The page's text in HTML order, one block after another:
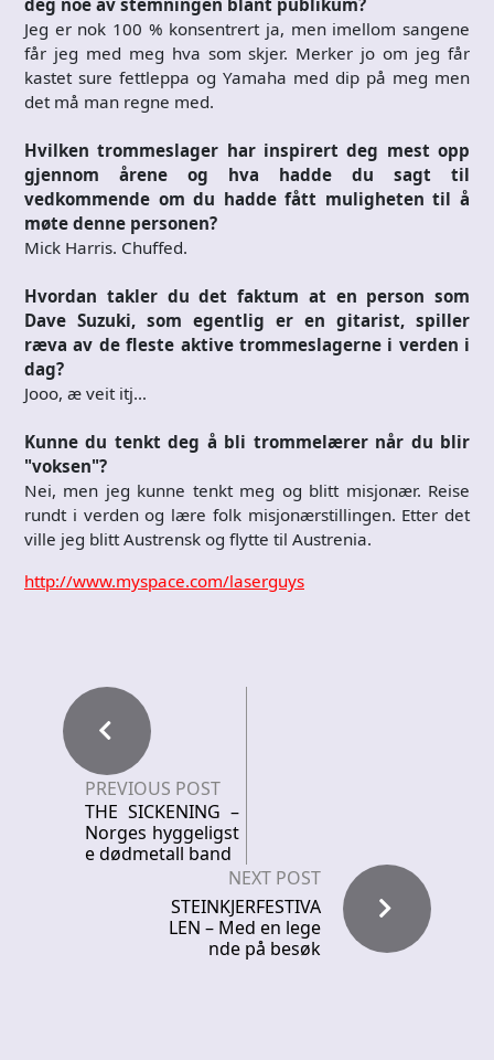
Jeg er nok 100 % konsentrert ja, men imellom sangene
får jeg med meg hva som skjer. Merker jo om jeg får
kastet sure fettleppa og Yamaha med dip på meg men
det må man regne med.
Hvilken trommeslager har inspirert deg mest opp
gjennom årene og hva hadde du sagt til
vedkommende om du hadde fått muligheten til å
møte denne personen?
Mick Harris. Chuffed.
Hvordan takler du det faktum at en person som
Dave Suzuki, som egentlig er en gitarist, spiller
ræva av de fleste aktive trommeslagerne i verden i
dag?
Jooo, æ veit itj…
Kunne du tenkt deg å bli trommelærer når du blir
"voksen"?
Nei, men jeg kunne tenkt meg og blitt misjonær. Reise
rundt i verden og lære folk misjonærstillingen. Etter det
ville jeg blitt Austrensk og flytte til Austrenia.
http://www.myspace.com/laserguys
PREVIOUS POST
THE SICKENING –
Norges hyggeligst
e dødmetall band
NEXT POST
STEINKJERFESTIVA
LEN – Med en lege
nde på besøk